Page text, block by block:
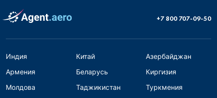
+7 800 707-09-50
Индия Китай
Азербайджан
Армения
Беларусь
Киргизия
Молдова
Таджикистан
Туркмения